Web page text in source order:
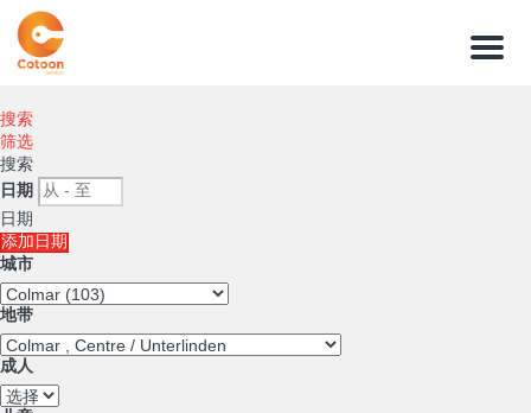
菜
搜索
筛选
搜索
日期
日期
添加日期
城市
地带
成人